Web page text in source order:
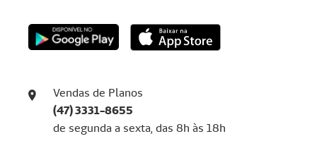
Vendas de Planos
(47) 3331-8655
de segunda a sexta, das 8h às 18h